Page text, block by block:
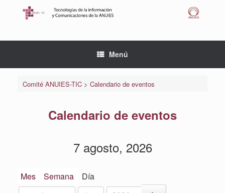
Menú
Comité ANUIES-TIC> Calendario de eventos
Calendario de eventos
7 agosto, 2026
Mes Semana Día